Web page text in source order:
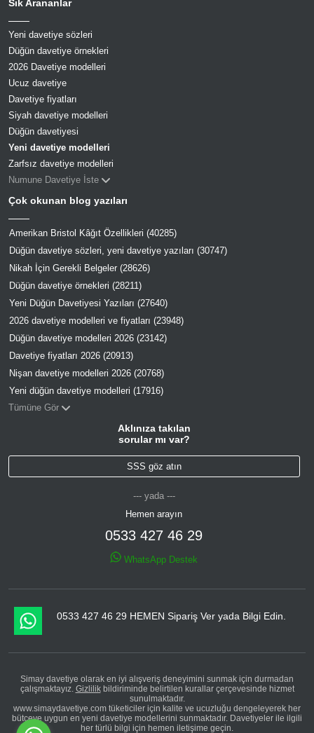
Sık Arananlar
Yeni davetiye sözleri
Düğün davetiye örnekleri
2026 Davetiye modelleri
Ucuz davetiye
Davetiye fiyatları
Siyah davetiye modelleri
Düğün davetiyesi
Yeni davetiye modelleri
Zarfsız davetiye modelleri
Numune Davetiye İste
Çok okunan blog yazıları
Amerikan Bristol Kâğıt Özellikleri (40285)
Düğün davetiye sözleri, yeni davetiye yazıları (30747)
Nikah İçin Gerekli Belgeler (28626)
Düğün davetiye örnekleri (28211)
Yeni Düğün Davetiyesi Yazıları (27640)
2026 davetiye modelleri ve fiyatları (23948)
Düğün davetiye modelleri 2026 (23142)
Davetiye fiyatları 2026 (20913)
Nişan davetiye modelleri 2026 (20768)
Yeni düğün davetiye modelleri (17916)
Tümüne Gör
Aklınıza takılan
sorular mı var?
SSS göz atın
--- yada ---
Hemen arayın
0533 427 46 29
WhatsApp Destek
0533 427 46 29 HEMEN Sipariş Ver yada Bilgi Edin.
Simay davetiye olarak en iyi alışveriş deneyimini sunmak için durmadan
çalışmaktayız. Gizlilikbildiriminde belirtilen kurallar çerçevesinde hizmet
sunulmaktadır.
www.simaydavetiye.com tüketiciler için kalite ve ucuzluğu dengeleyerek her
bütçeye uygun en yeni davetiye modellerini sunmaktadır. Davetiyeler ile ilgili
her türlü bilgi için hemen iletişime geçin.